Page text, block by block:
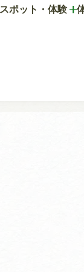
スポット・体験